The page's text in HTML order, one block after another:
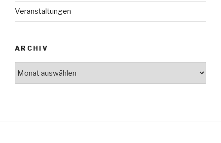
Veranstaltungen
ARCHIV